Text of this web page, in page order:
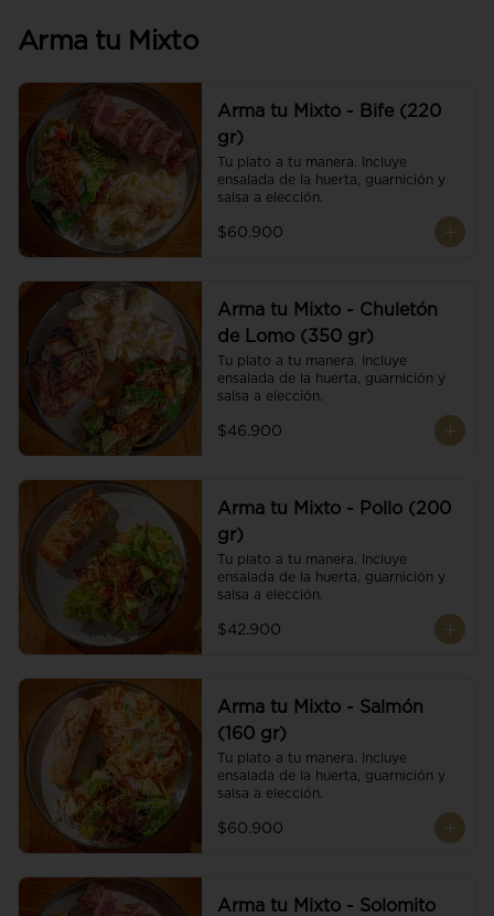
Arma tu Mixto
Arma tu Mixto - Bife (220
gr)
Tu plato a tu manera. Incluye
ensalada de la huerta, guarnición y
salsa a elección.
$60.900
Arma tu Mixto - Chuletón
de Lomo (350 gr)
Tu plato a tu manera. Incluye
ensalada de la huerta, guarnición y
salsa a elección.
$46.900
Arma tu Mixto - Pollo (200
gr)
Tu plato a tu manera. Incluye
ensalada de la huerta, guarnición y
salsa a elección.
$42.900
Arma tu Mixto - Salmón
(160 gr)
Tu plato a tu manera. Incluye
ensalada de la huerta, guarnición y
salsa a elección.
$60.900
Arma tu Mixto - Solomito